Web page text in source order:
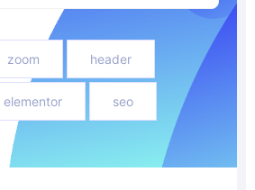
zoom header
elementor seo